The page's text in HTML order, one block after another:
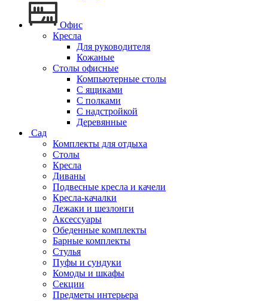
Офис
Кресла
Для руководителя
Кожаные
Столы офисные
Компьютерные столы
С ящиками
С полками
С надстройкой
Деревянные
Сад
Комплекты для отдыха
Столы
Кресла
Диваны
Подвесные кресла и качели
Кресла-качалки
Лежаки и шезлонги
Аксессуары
Обеденные комплекты
Барные комплекты
Стулья
Пуфы и сундуки
Комоды и шкафы
Секции
Предметы интерьера